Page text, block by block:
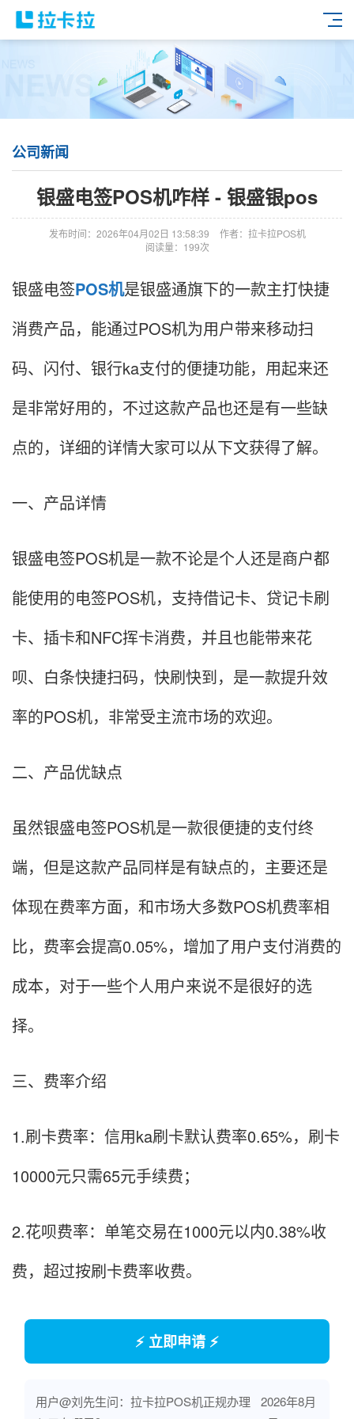
公司新闻
银盛电签POS机咋样 - 银盛银pos
发布时间：2026年04月02日 13:58:39
作者：拉卡拉POS机
阅读量：199次
银盛电签POS机是银盛通旗下的一款主打快捷
消费产品，能通过POS机为用户带来移动扫
码、闪付、银行ka支付的便捷功能，用起来还
是非常好用的，不过这款产品也还是有一些缺
点的，详细的详情大家可以从下文获得了解。
一、产品详情
银盛电签POS机是一款不论是个人还是商户都
能使用的电签POS机，支持借记卡、贷记卡刷
卡、插卡和NFC挥卡消费，并且也能带来花
呗、白条快捷扫码，快刷快到，是一款提升效
率的POS机，非常受主流市场的欢迎。
二、产品优缺点
虽然银盛电签POS机是一款很便捷的支付终
端，但是这款产品同样是有缺点的，主要还是
体现在费率方面，和市场大多数POS机费率相
比，费率会提高0.05%，增加了用户支付消费的
成本，对于一些个人用户来说不是很好的选
择。
三、费率介绍
1.刷卡费率：信用ka刷卡默认费率0.65%，刷卡
10000元只需65元手续费；
2.花呗费率：单笔交易在1000元以内0.38%收
费，超过按刷卡费率收费。
⚡ 立即申请 ⚡
用户@刘先生问：拉卡拉POS机正规办理
2026年8月